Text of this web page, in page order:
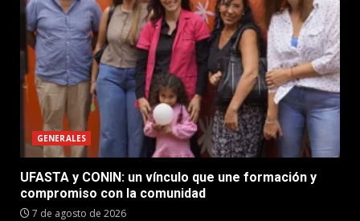
GENERALES
UFASTA y CONIN: un vínculo que une formación y
compromiso con la comunidad
7 de agosto de 2026